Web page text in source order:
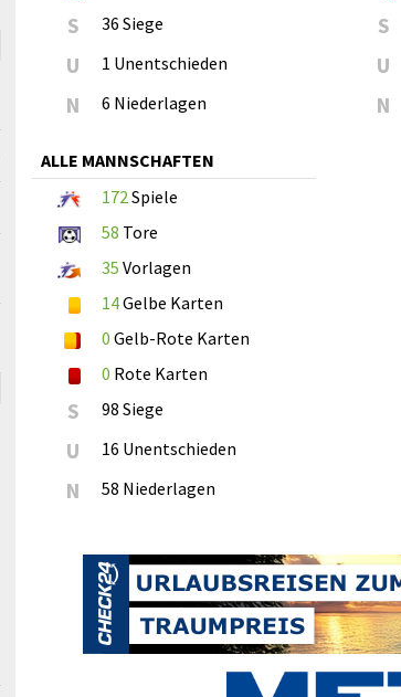
S 36 Siege
U 1 Unentschieden
N 6 Niederlagen
S
U
N
ALLE MANNSCHAFTEN
172 Spiele
58 Tore
35 Vorlagen
14Gelbe Karten
0 Gelb-Rote Karten
0 Rote Karten
S 98 Siege
U 16 Unentschieden
N 58 Niederlagen